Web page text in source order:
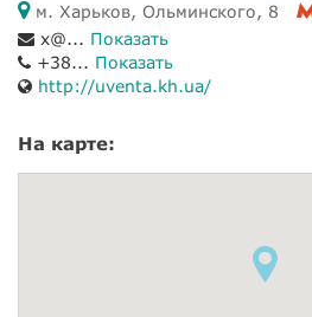
м. Харьков, Ольминского, 8
x@... Показать
+38... Показать
http://uventa.kh.ua/
На карте: